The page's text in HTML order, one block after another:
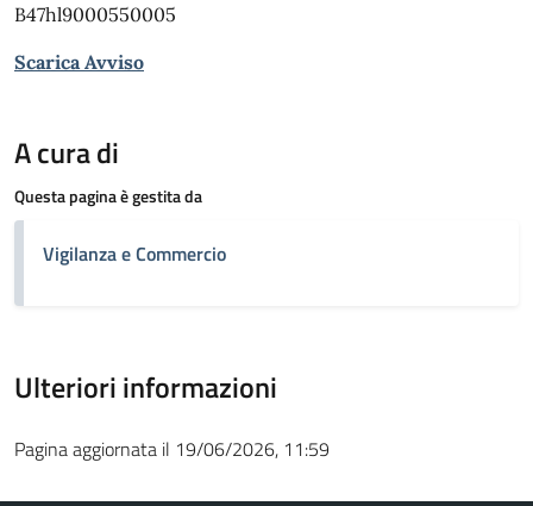
B47hl9000550005
Scarica Avviso
A cura di
Questa pagina è gestita da
Vigilanza e Commercio
Ulteriori informazioni
Pagina aggiornata il 19/06/2026, 11:59